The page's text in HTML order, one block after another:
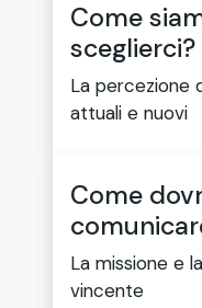
Come
sceglierci?
La percezione
attuali e nuovi
Come
La missione e
vincente